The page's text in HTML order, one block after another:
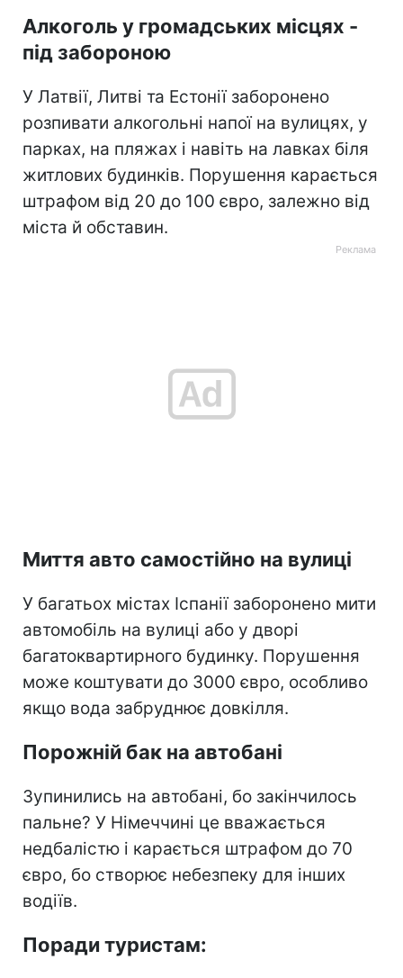
Алкоголь у громадських місцях -
під забороною
У Латвії, Литві та Естонії заборонено
розпивати алкогольні напої на вулицях, у
парках, на пляжах і навіть на лавках біля
житлових будинків. Порушення карається
штрафом від 20 до 100 євро, залежно від
міста й обставин.
Миття авто самостійно на вулиці
У багатьох містах Іспанії заборонено мити
автомобіль на вулиці або у дворі
багатоквартирного будинку. Порушення
може коштувати до 3000 євро, особливо
якщо вода забруднює довкілля.
Порожній бак на автобані
Зупинились на автобані, бо закінчилось
пальне? У Німеччині це вважається
недбалістю і карається штрафом до 70
євро, бо створює небезпеку для інших
водіїв.
Поради туристам: